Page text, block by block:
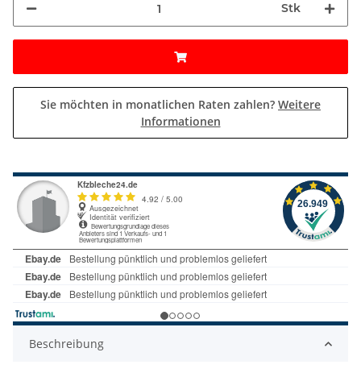
Stk
Sie möchten in monatlichen Raten zahlen? Weitere
Informationen
Beschreibung